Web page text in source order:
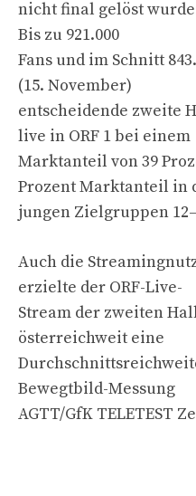
nicht final gelöst
Bis zu 921.000
Fans und im Schnitt
(15. November)
entscheidende zweite
live in ORF 1 bei einem
Marktanteil von 39
Prozent Marktanteil in
jungen Zielgruppen
Auch die
erzielte der ORF-Live-
Stream der zweiten
österreichweit eine
Bewegtbild-Messung
AGTT/GfK TELETEST